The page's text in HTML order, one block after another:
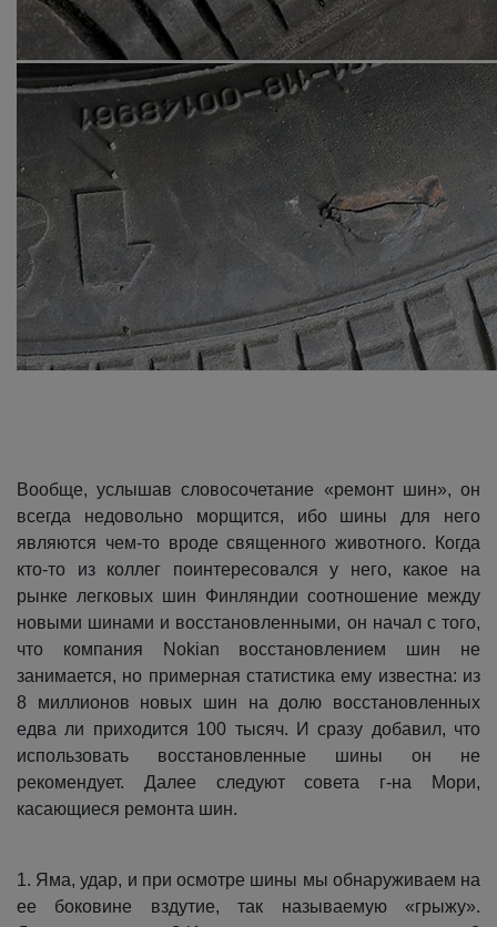
Вообще, услышав словосочетание «ремонт шин», он
всегда недовольно морщится, ибо шины для него
являются чем-то вроде священного животного. Когда
кто-то из коллег поинтересовался у него, какое на
рынке легковых шин Финляндии соотношение между
новыми шинами и восстановленными, он начал с того,
что компания Nokian восстановлением шин не
занимается, но примерная статистика ему известна: из
8 миллионов новых шин на долю восстановленных
едва ли приходится 100 тысяч. И сразу добавил, что
использовать восстановленные шины он не
рекомендует. Далее следуют совета г-на Мори,
касающиеся ремонта шин.
1. Яма, удар, и при осмотре шины мы обнаруживаем на
ее боковине вздутие, так называемую «грыжу».
Усть-Каменогорск
Шымкент
Экибастуз
Бишкек